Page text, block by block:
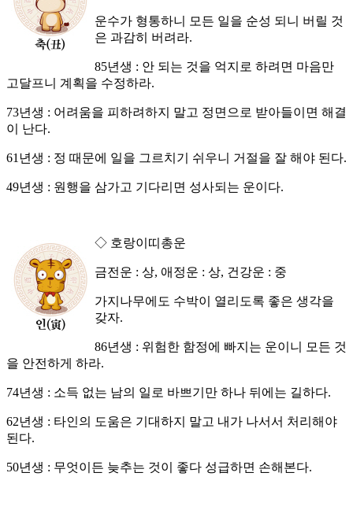
운수가 형통하니 모든 일을 순성 되니 버릴 것
은 과감히 버려라.
85년생 : 안 되는 것을 억지로 하려면 마음만
고달프니 계획을 수정하라.
73년생 : 어려움을 피하려하지 말고 정면으로 받아들이면 해결
이 난다.
61년생 : 정 때문에 일을 그르치기 쉬우니 거절을 잘 해야 된다.
49년생 : 원행을 삼가고 기다리면 성사되는 운이다.
◇ 호랑이띠총운
금전운 : 상, 애정운 : 상, 건강운 : 중
가지나무에도 수박이 열리도록 좋은 생각을
갖자.
86년생 : 위험한 함정에 빠지는 운이니 모든 것
을 안전하게 하라.
74년생 : 소득 없는 남의 일로 바쁘기만 하나 뒤에는 길하다.
62년생 : 타인의 도움은 기대하지 말고 내가 나서서 처리해야
된다.
50년생 : 무엇이든 늦추는 것이 좋다 성급하면 손해본다.